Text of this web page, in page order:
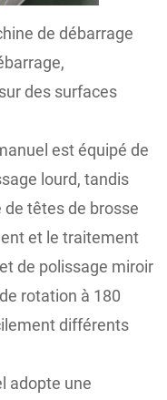
de débarrage
des surfaces
est équipé de
lourd, tandis
têtes de brosse
et le traitement
de polissage miroir
rotation à 180
différents
adopte une